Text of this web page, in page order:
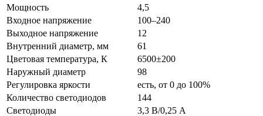
Мощность
4,5
Входное напряжение
100–240
Выходное напряжение
12
Внутренний диаметр, мм
61
Цветовая температура, К
6500±200
Наружный диаметр
98
Регулировка яркости
есть, от 0 до 100%
Количество светодиодов
144
Светодиоды
3,3 В/0,25 А